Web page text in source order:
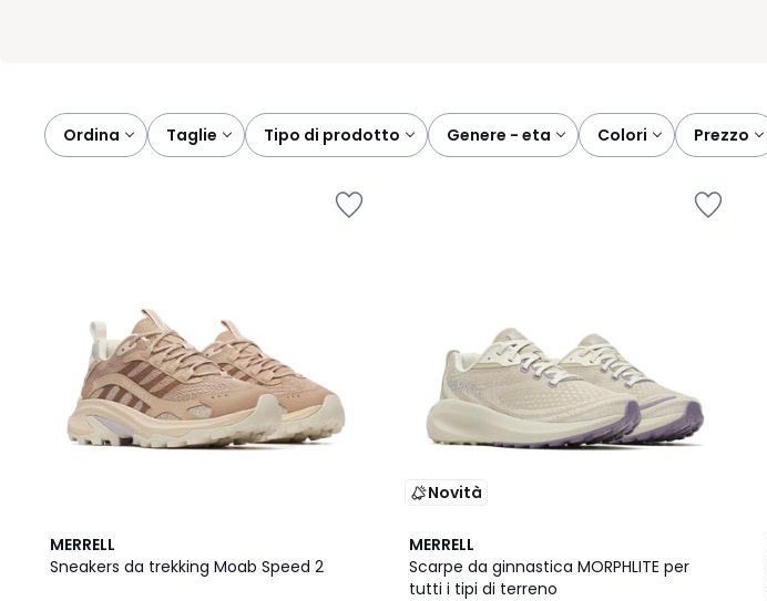
Ordina taglie tipo di prodotto genere - eta colori prezzo
MERRELL
Sneakers da trekking Moab Speed 2
4.4
/ 5
Novità
MERRELL
Scarpe da ginnastica MORPHLITE per
tutti i tipi di terreno
4.6
/ 5